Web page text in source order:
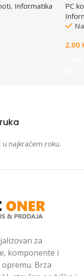
, Informatika
1x
PC
2,00
najkraćem roku.
za
komponente i
Brza